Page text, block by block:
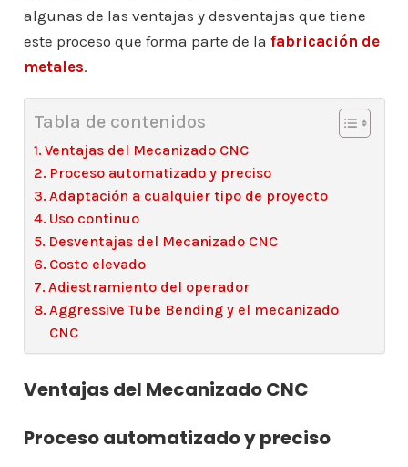
algunas de las ventajas y desventajas que tiene
este proceso que forma parte de la fabricación de
metales.
Tabla de contenidos
Ventajas del Mecanizado CNC
Proceso automatizado y preciso
Adaptación a cualquier tipo de proyecto
Uso continuo
Desventajas del Mecanizado CNC
Costo elevado
Adiestramiento del operador
Aggressive Tube Bending y el mecanizado
CNC
Ventajas del Mecanizado CNC
Proceso automatizado y preciso